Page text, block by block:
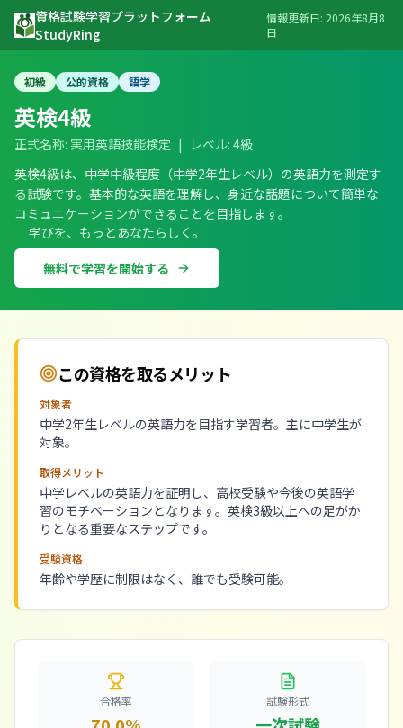
資格試験学習プラットフォーム
StudyRing
情報更新日: 2026年8月8
日
初級 公的資格 語学
英検4級
正式名称: 実用英語技能検定 | レベル: 4級
英検4級は、中学中級程度（中学2年生レベル）の英語力を測定す
る試験です。基本的な英語を理解し、身近な話題について簡単な
コミュニケーションができることを目指します。
学びを、もっとあなたらしく。
無料で学習を開始する
この資格を取るメリット
対象者
中学2年生レベルの英語力を目指す学習者。主に中学生が
対象。
取得メリット
中学レベルの英語力を証明し、高校受験や今後の英語学
習のモチベーションとなります。英検3級以上への足がか
りとなる重要なステップです。
受験資格
年齢や学歴に制限はなく、誰でも受験可能。
合格率 試験形式